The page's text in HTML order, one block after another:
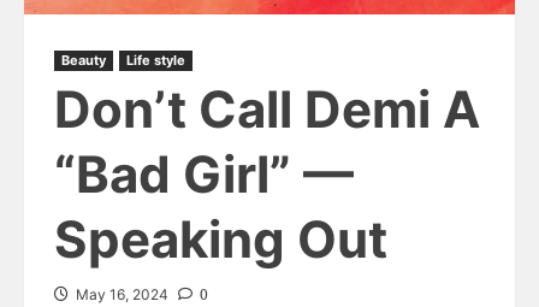
Beauty Life style
Don’t Call Demi A
“Bad Girl” —
Speaking Out
May 16, 2024 0